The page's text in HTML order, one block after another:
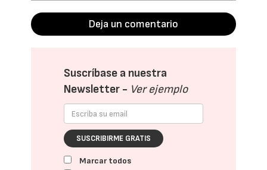
Deja un comentario
Suscríbase a nuestra
Newsletter - Ver ejemplo
SUSCRIBIRME GRATIS
Marcar todos